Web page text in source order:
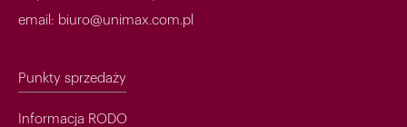
email: biuro@unimax.com.pl
Punkty sprzedaży
Informacja RODO